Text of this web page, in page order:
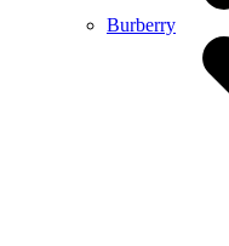
Burberry